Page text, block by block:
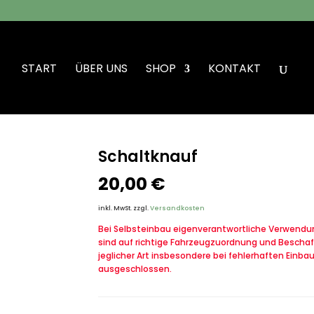
START ÜBER UNS SHOP KONTAKT
Schaltknauf
20,00 €
inkl. MwSt. zzgl.Versandkosten
Bei Selbsteinbau eigenverantwortliche
sind auf richtige Fahrzeugzuordnung und
jeglicher Art insbesondere bei fehlerhaften
ausgeschlossen.